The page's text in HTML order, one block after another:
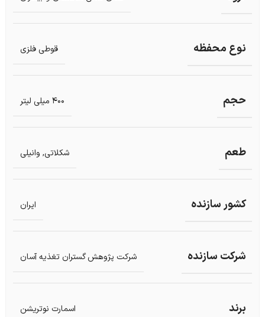
منیزیم
75 mg
**
کلسیم
نوع محفظه قوطی فلزی
حجم 400 میلی لیتر
طعم شکلاتی, وانیلی
کشور سازنده ایران
شرکت سازنده شرکت پژوهش گستران تغذیه آسان
برند اسمارت نوتریشن